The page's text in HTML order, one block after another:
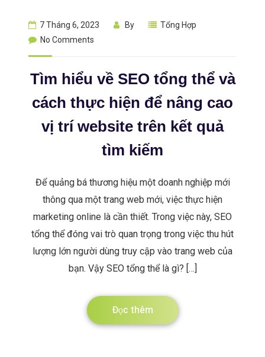
7 Tháng 6, 2023 By
Tổng Hợp
No Comments
Tìm hiểu về SEO tổng thể và
cách thực hiện để nâng cao
vị trí website trên kết quả
tìm kiếm
Để quảng bá thương hiệu một doanh nghiệp mới
thông qua một trang web mới, việc thực hiện
marketing online là cần thiết. Trong việc này, SEO
tổng thể đóng vai trò quan trọng trong việc thu hút
lượng lớn người dùng truy cập vào trang web của
bạn. Vậy SEO tổng thể là gì? […]
Đọc thêm